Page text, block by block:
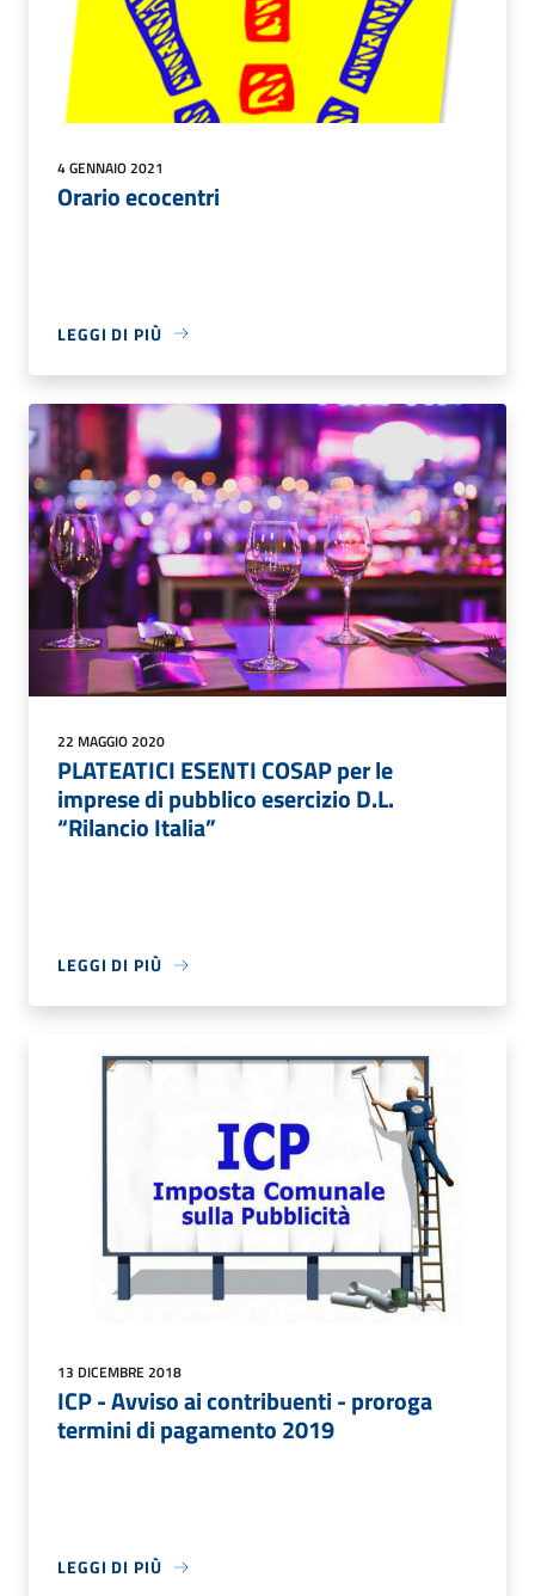
4 GENNAIO 2021
Orario ecocentri
LEGGI DI PIÙ
22 MAGGIO 2020
PLATEATICI ESENTI COSAP per le
imprese di pubblico esercizio D.L.
“Rilancio Italia”
LEGGI DI PIÙ
13 DICEMBRE 2018
ICP - Avviso ai contribuenti - proroga
termini di pagamento 2019
LEGGI DI PIÙ